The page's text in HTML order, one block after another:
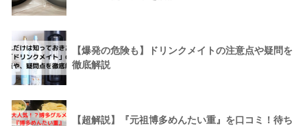
【爆発の危険も】ドリンクメイトの注意点や疑問を
徹底解説
【超解説】『元祖博多めんたい重』を口コミ！待ち